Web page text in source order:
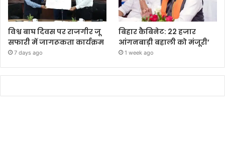
विश्व बाघ दिवस पर राजगीर जू
सफारी में जागरूकता कार्यक्रम
7 days ago
बिहार कैबिनेट: 22 हजार
आंगनबाड़ी बहाली को मंजूरी’
1 week ago